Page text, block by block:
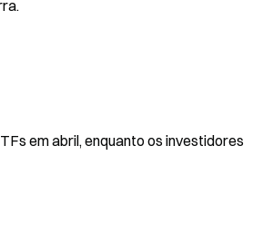
em abril, enquanto os investidores